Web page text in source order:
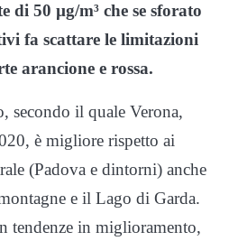
di 50 µg/m³ che se sforato
fa scattare le limitazioni
arancione e rossa.
secondo il quale Verona,
è migliore rispetto ai
(Padova e dintorni) anche
e il Lago di Garda.
tendenze in miglioramento,